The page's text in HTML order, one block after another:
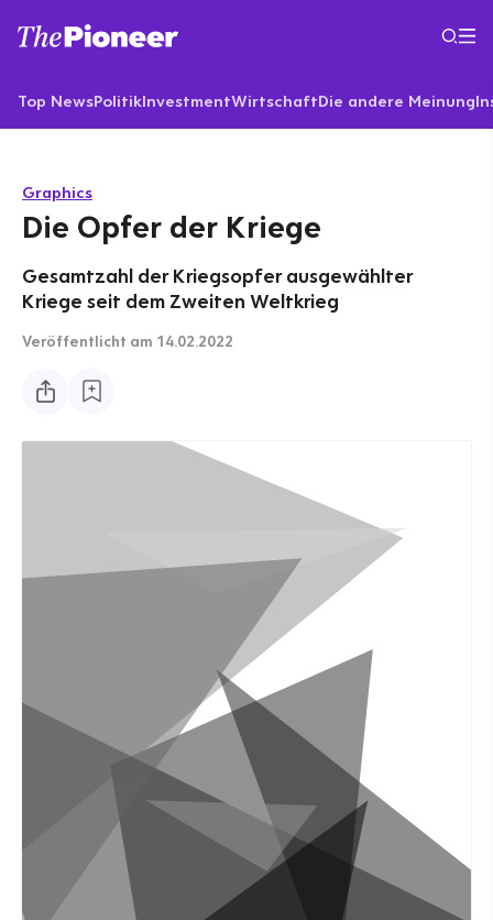
Top NewsPolitikInvestmentWirtschaftDie andere Meinung
Graphics
Die Opfer der Kriege
Gesamtzahl der Kriegsopfer ausgewählter
Kriege seit dem Zweiten Weltkrieg
Veröffentlicht am 14.02.2022